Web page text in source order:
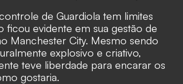
de Guardiola tem limites
evidente em sua gestão de
Manchester City. Mesmo sendo
explosivo e criativo,
teve liberdade para encarar os
gostaria.